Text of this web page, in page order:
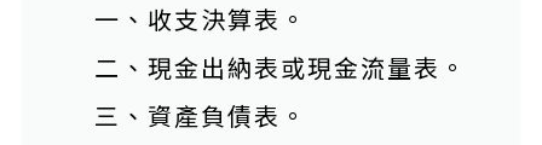
一、收支決算表。
二、現金出納表或現金流量表。
三、資產負債表。